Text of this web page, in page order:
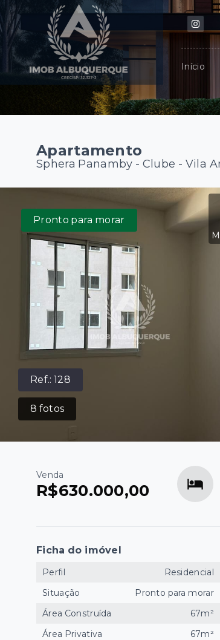
Início
Apartamento
Sphera Panamby - Clube - Vila
Ref.:128
8 fotos
Pronto para morar
Venda
R$630.000,00
Ficha do imóvel
Perfil
Residencial
Situação
Pronto para morar
Área Construída
67m²
Área Privativa
67m²